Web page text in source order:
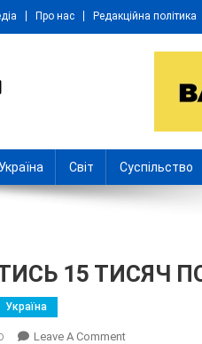
Про нас Редакційна політика
Україна Світ Суспільство
15 ТИСЯЧ
Україна
Leave A CommentOn